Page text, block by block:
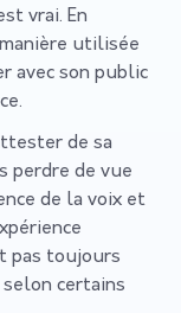
vrai. En
utilisée
avec son public
de sa
perdre de vue
de la voix et
pas toujours
certains